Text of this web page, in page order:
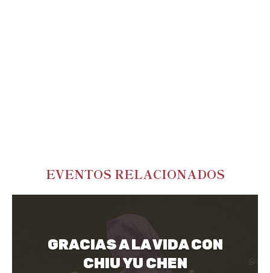
EVENTOS RELACIONADOS
GRACIAS A LA VIDA CON
CHIU YU CHEN